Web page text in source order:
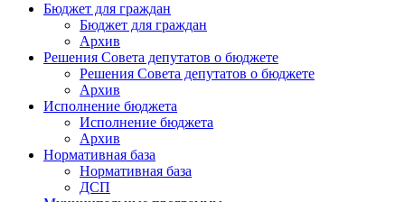
Бюджет для граждан
Бюджет для граждан
Архив
Решения Совета депутатов о бюджете
Решения Совета депутатов о бюджете
Архив
Исполнение бюджета
Исполнение бюджета
Архив
Нормативная база
Нормативная база
ДСП